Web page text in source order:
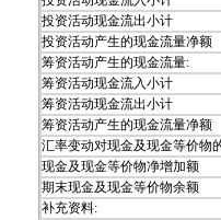
投资活动现金流出小计
投资活动产生的现金流量净额
筹资活动产生的现金流量:
筹资活动现金流入小计
筹资活动现金流出小计
筹资活动产生的现金流量净额
汇率变动对现金及现金等价物
现金及现金等价物净增加额
期末现金及现金等价物余额
补充资料: